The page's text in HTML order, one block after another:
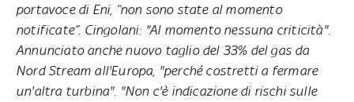
portavoce di Eni, “non sono state al momento
notificate”. Cingolani: "Al momento nessuna criticità".
Annunciato anche nuovo taglio del 33% del gas da
Nord Stream all'Europa, "perché costretti a fermare
un'altra turbina". "Non c'è indicazione di rischi sulle